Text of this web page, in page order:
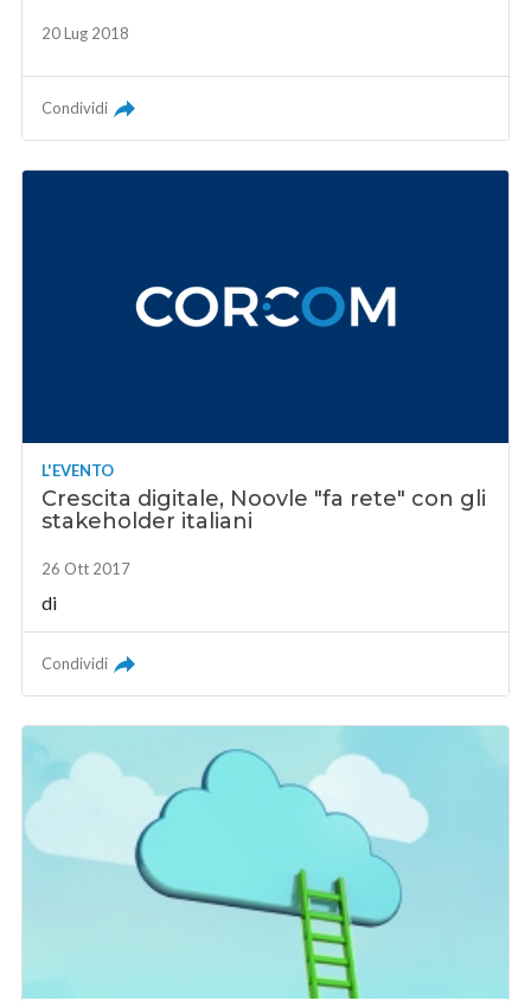
20 Lug 2018
Condividi
L'EVENTO
Crescita digitale, Noovle "fa rete" con gli
stakeholder italiani
26 Ott 2017
di
Condividi